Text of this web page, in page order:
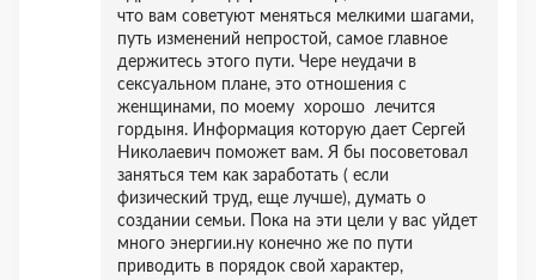
что вам советуют меняться мелкими шагами,
путь изменений непростой, самое главное
держитесь этого пути. Чере неудачи в
сексуальном плане, это отношения с
женщинами, по моему хорошо лечится
гордыня. Информация которую дает Сергей
Николаевич поможет вам. Я бы посоветовал
заняться тем как заработать ( если
физический труд, еще лучше), думать о
создании семьи. Пока на эти цели у вас уйдет
много энергии.ну конечно же по пути
приводить в порядок свой характер,